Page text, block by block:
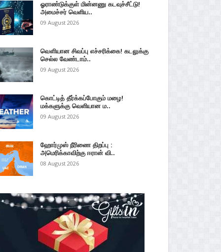
ஓராண்டுக்குள் மின்னணு கடவுச்சீட்டு!
அமைச்சர் வெளிய..
09 August 2026
வௌியான சிவப்பு எச்சரிக்கை! கடலுக்கு
செல்ல வேண்டாம்..
09 August 2026
கொட்டித் தீர்க்கப்போகும் மழை!
மக்களுக்கு வெளியான ம..
09 August 2026
ஹோர்முஸ் நீரிணை திறப்பு :
அமெரிக்காவிற்கு ஈரான் வி..
08 August 2026